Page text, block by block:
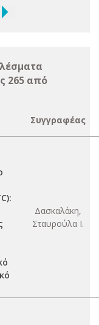
265 από
Συγγραφέας
Δασκαλάκη,
Σταυρούλα Ι.